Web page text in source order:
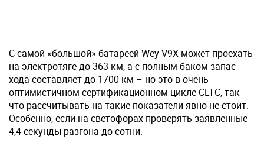
С самой «большой» батареей Wey V9X может проехать
на электротяге до 363 км, а с полным баком запас
хода составляет до 1700 км – но это в очень
оптимистичном сертификационном цикле CLTC, так
что рассчитывать на такие показатели явно не стоит.
Особенно, если на светофорах проверять заявленные
4,4 секунды разгона до сотни.